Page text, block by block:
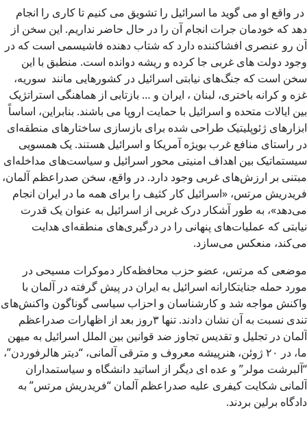
در واقع او می گوید ما اسرائیل را تشویق می کنیم تا کاری را انجام
دهد که خودمان جرات انجام آن را در حال حاضر نداریم. این سخن از
آن رو عنصری افشاکننده دارد که شتاب دهنده فاشیسمی است که در
وجود دولت های غربی جا کرده و ریشه دوانده است. منطبق با این
سخن است که جنگ‌های نیابتی اسرائیل در کشورهایی مانند سوریه،
غزه و کرانه باختری، لبنان ، ایران و … بازتابی از هماهنگی استراتژیک
بین ایالات متحده و اسرائیل با حمایت اروپا می باشند. بنابراین، اساساً
ابزارهای ژئوپلیتیک طراحی شده برای بازسازی ساختارهای منطقه‌ای
در راستای منافع غرب بویژه آمریکا و اسرائیل هستند. یک همسویی
سیستماتیک بین اهداف امنیتی محور اسرائیل و سیاست‌های مداخله‌ای
مبتنی بر ارزش‌های غربی وجود دارد. در واقع، سخن صدراعظم آلمان،
فریدریش مرتس، «اسرائیل کار کثیف را برای همه ما در ایران انجام
می‌دهد»، به طور آشکار درک غربی از اسرائیل به عنوان یک قدرت
نیابتی که عملیات‌های پنهانی را در درگیری‌های منطقه‌ای هدایت
می‌کند، منعکس می‌سازد.
موضعی که مرتس، عضو حزب محافظه‌کار دموکرات مسیحی در
مورد حمله جنایتکارانه اسرائیل به ایران در پیش گرفته در آلمان با
واکنش مواجه شد و کارشناسان و احزاب سیاسی گوناگون واکنش‌های
تندی نسبت به آن نشان دادند. تنها ۳روز بعد از اظهارات صدراعظم
آلمان در تجلیل و تقدیس تجاوز ضد قوانین بین الملل اسرائیل به میهن
ما، در ۲۰ ژوئن، هنرپیشه معروف و مترقی آلمانی، “دیتر هالرفوردن”،
“آلبرشت مولر” و عده ای دیگر از اساتید دانشگاه و سیاستمداران
آلمانی شکایت کیفری علیه صدراعظم آلمان “فریدریش مرتس” به
دادگاه برلین بردند.